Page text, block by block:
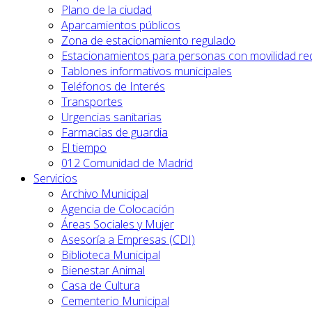
Plano de la ciudad
Aparcamientos públicos
Zona de estacionamiento regulado
Estacionamientos para personas con movilidad
Tablones informativos municipales
Teléfonos de Interés
Transportes
Urgencias sanitarias
Farmacias de guardia
El tiempo
012 Comunidad de Madrid
Servicios
Archivo Municipal
Agencia de Colocación
Áreas Sociales y Mujer
Asesoría a Empresas (CDI)
Biblioteca Municipal
Bienestar Animal
Casa de Cultura
Cementerio Municipal